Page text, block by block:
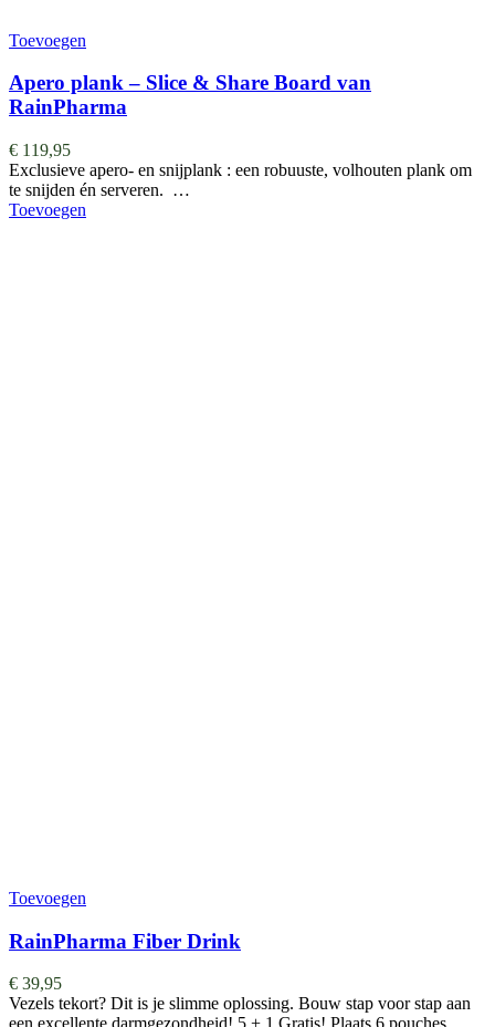
Toevoegen
Apero plank – Slice & Share Board van
RainPharma
€ 119,95
Exclusieve apero- en snijplank : een robuuste, volhouten plank om
te snijden én serveren. …
Toevoegen
Toevoegen
RainPharma Fiber Drink
€ 39,95
Vezels tekort? Dit is je slimme oplossing. Bouw stap voor stap aan